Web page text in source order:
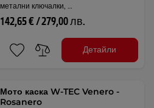
метални ключалки, …
142,65 € / 279,00 лв.
Детайли
Мото каска W-TEC Venero -
Rosanero